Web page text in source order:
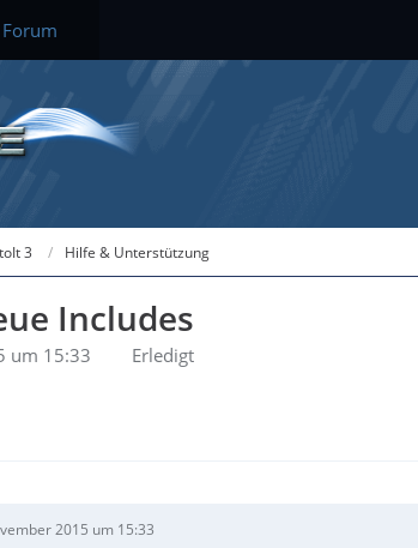
Forum
3 Hilfe & Unterstützung
Includes
um 15:33 Erledigt
2015 um 15:33